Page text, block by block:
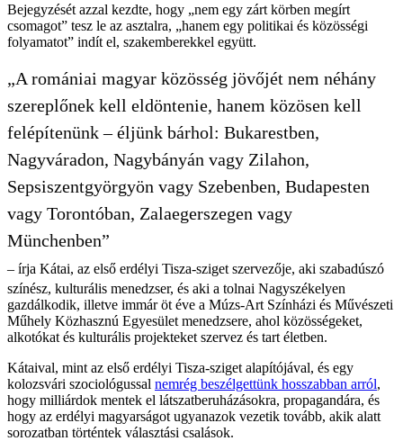
Bejegyzését azzal kezdte, hogy „nem egy zárt körben megírt
csomagot” tesz le az asztalra, „hanem egy politikai és közösségi
folyamatot” indít el, szakemberekkel együtt.
„A romániai magyar közösség jövőjét nem néhány
szereplőnek kell eldöntenie, hanem közösen kell
felépítenünk – éljünk bárhol: Bukarestben,
Nagyváradon, Nagybányán vagy Zilahon,
Sepsiszentgyörgyön vagy Szebenben, Budapesten
vagy Torontóban, Zalaegerszegen vagy
Münchenben”
– írja Kátai, az első erdélyi Tisza-sziget szervezője, aki szabadúszó
színész, kulturális menedzser, és aki a tolnai Nagyszékelyen
gazdálkodik, illetve immár öt éve a Múzs-Art Színházi és Művészeti
Műhely Közhasznú Egyesület menedzsere, ahol közösségeket,
alkotókat és kulturális projekteket szervez és tart életben.
Kátaival, mint az első erdélyi Tisza-sziget alapítójával, és egy
kolozsvári szociológussal nemrég beszélgettünk hosszabban arról,
hogy milliárdok mentek el látszatberuházásokra, propagandára, és
hogy az erdélyi magyarságot ugyanazok vezetik tovább, akik alatt
sorozatban történtek választási csalások.